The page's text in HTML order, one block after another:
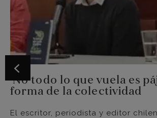
‘No todo lo que vuela es
forma de la colectividad
El escritor, periodista y editor